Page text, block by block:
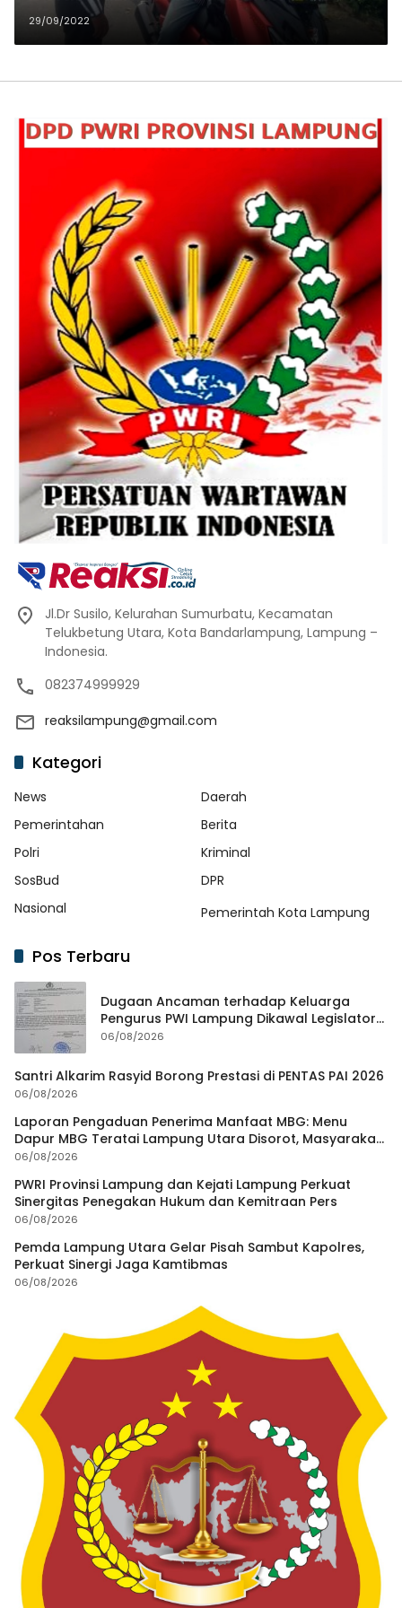
29/09/2022
Jl.Dr Susilo, Kelurahan Sumurbatu, Kecamatan
Telukbetung Utara, Kota Bandarlampung, Lampung –
Indonesia.
082374999929
reaksilampung@gmail.com
Kategori
News
Daerah
Pemerintahan
Berita
Polri
Kriminal
SosBud
DPR
Nasional
Pemerintah Kota Lampung
Pos Terbaru
Dugaan Ancaman terhadap Keluarga
Pengurus PWI Lampung Dikawal Legislator
dan Jurnalis
06/08/2026
Santri Alkarim Rasyid Borong Prestasi di PENTAS PAI 2026
06/08/2026
Laporan Pengaduan Penerima Manfaat MBG: Menu
Dapur MBG Teratai Lampung Utara Disorot, Masyarakat
Minta Satgas Lakukan Investigasi
06/08/2026
PWRI Provinsi Lampung dan Kejati Lampung Perkuat
Sinergitas Penegakan Hukum dan Kemitraan Pers
06/08/2026
Pemda Lampung Utara Gelar Pisah Sambut Kapolres,
Perkuat Sinergi Jaga Kamtibmas
06/08/2026